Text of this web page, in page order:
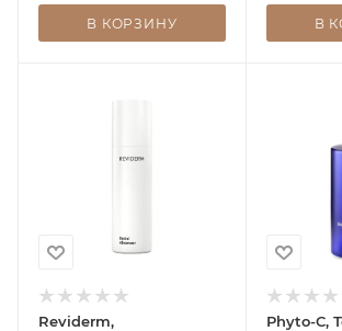
В КОРЗИНУ В
Reviderm,
Phyto-C,